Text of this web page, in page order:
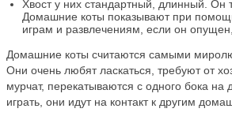
Хвост у них стандартный, длинный. Он
Домашние коты показывают при
играм и развлечениям, если он
Домашние коты считаются самыми
Они очень любят ласкаться, требуют от
мурчат, перекатываются с одного бока
играть, они идут на контакт к другим